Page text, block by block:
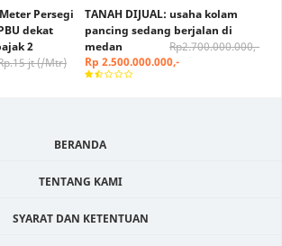
Persegi
dekat
2
jt (/Mtr)
TANAH DIJUAL: usaha kolam
pancing sedang berjalan di
medan
Rp2.700.000.000,-
Rp 2.500.000.000,-
BERANDA
TENTANG KAMI
SYARAT DAN KETENTUAN